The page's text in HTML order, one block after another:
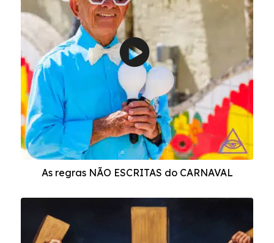
As regras NÃO ESCRITAS do CARNAVAL